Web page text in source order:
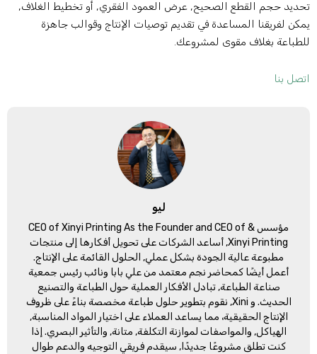
حجم القطع الصحيح, عرض العمود الفقري, أو تخطيط الغلاف,
لفريقنا المساعدة في تقديم توصيات الإنتاج وقوالب جاهزة
بغلاف مقوى لمشروعك.
بنا
ليو
مؤسس &CEO of Xinyi Printing As the Founder and CEO of
Xinyi Printing, أساعد الشركات على تحويل أفكارها إلى منتجات
مطبوعة عالية الجودة بشكل عملي, الحلول القائمة على الإنتاج.
أعمل أيضًا كمحاضر نجم معتمد من علي بابا ونائب رئيس جمعية
صناعة الطباعة, تبادل الأفكار العملية حول الطباعة والتصنيع
الحديث. و Xini, نقوم بتطوير حلول طباعة مخصصة بناءً على ظروف
الإنتاج الحقيقية، مما يساعد العملاء على اختيار المواد المناسبة,
الهياكل, والمواصفات لموازنة التكلفة, متانة, والتأثير البصري. إذا
كنت تطلق مشروعًا جديدًا, سيقدم فريقي التوجيه والدعم طوال